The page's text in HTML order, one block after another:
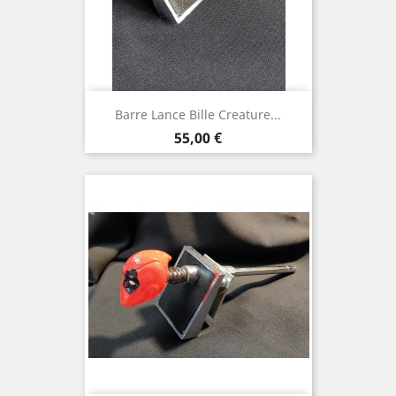
Barre Lance Bille Creature...
Prix
55,00 €